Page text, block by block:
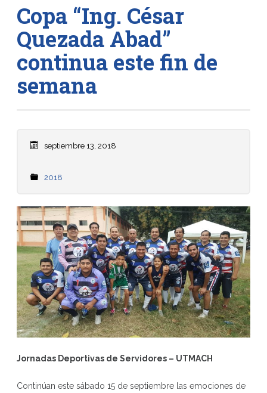
Copa “Ing. César
Quezada Abad”
continua este fin de
semana
septiembre 13, 2018
2018
Jornadas Deportivas de Servidores – UTMACH
Continúan este sábado 15 de septiembre las emociones de